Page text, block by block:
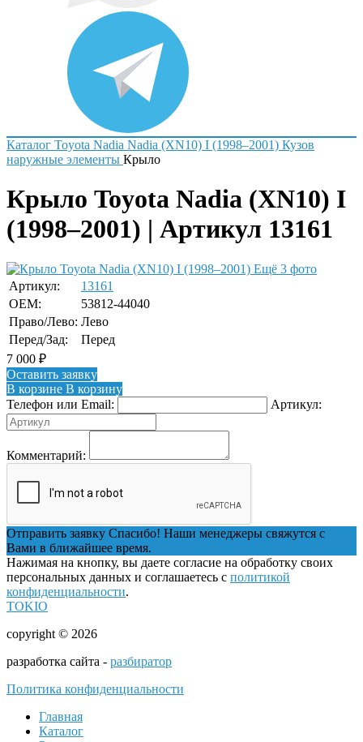
Каталог Toyota Nadia Nadia (XN10) I (1998–2001) Кузов
наружные элементы Крыло
Крыло Toyota Nadia (XN10) I
(1998–2001) | Артикул 13161
Ещё 3 фото
Артикул:
13161
OEM:
53812-44040
Право/Лево: Лево
Перед/Зад:
Перед
7 000 ₽
Оставить заявку
В корзине В корзину
Телефон или Email:
Артикул:
Комментарий:
Отправить заявку Спасибо! Наши менеджеры свяжутся с
Вами в ближайшее время.
Нажимая на кнопку, вы даете согласие на обработку своих
персональных данных и соглашаетесь с политикой
конфиденциальности.
TOKIO
copyright © 2026
разработка сайта - разбиратор
Политика конфиденциальности
Главная
Каталог